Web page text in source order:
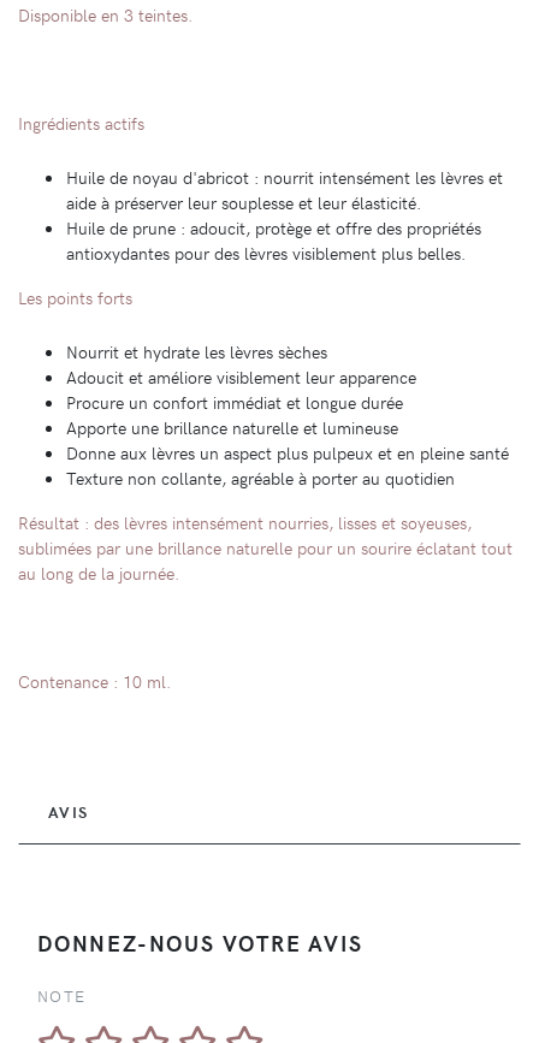
Disponible en 3 teintes.
Ingrédients actifs
Huile de noyau d'abricot : nourrit intensément les lèvres et
aide à préserver leur souplesse et leur élasticité.
Huile de prune : adoucit, protège et offre des propriétés
antioxydantes pour des lèvres visiblement plus belles.
Les points forts
Nourrit et hydrate les lèvres sèches
Adoucit et améliore visiblement leur apparence
Procure un confort immédiat et longue durée
Apporte une brillance naturelle et lumineuse
Donne aux lèvres un aspect plus pulpeux et en pleine santé
Texture non collante, agréable à porter au quotidien
Résultat : des lèvres intensément nourries, lisses et soyeuses,
sublimées par une brillance naturelle pour un sourire éclatant tout
au long de la journée.
Contenance : 10 ml.
AVIS
DONNEZ-NOUS VOTRE AVIS
NOTE